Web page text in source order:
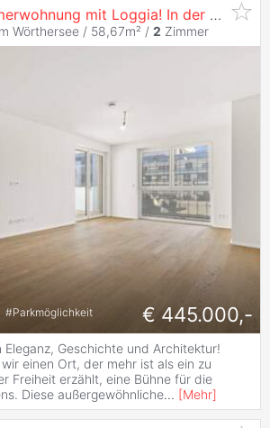
mit Loggia! In der
Wörthersee / 58,67m² / 2 Zimmer
#Parkmöglichkeit € 445.000,-
Eleganz, Geschichte und Architektur!
einen Ort, der mehr ist als ein zu
Freiheit erzählt, eine Bühne für die
Diese außergewöhnliche... [Mehr]